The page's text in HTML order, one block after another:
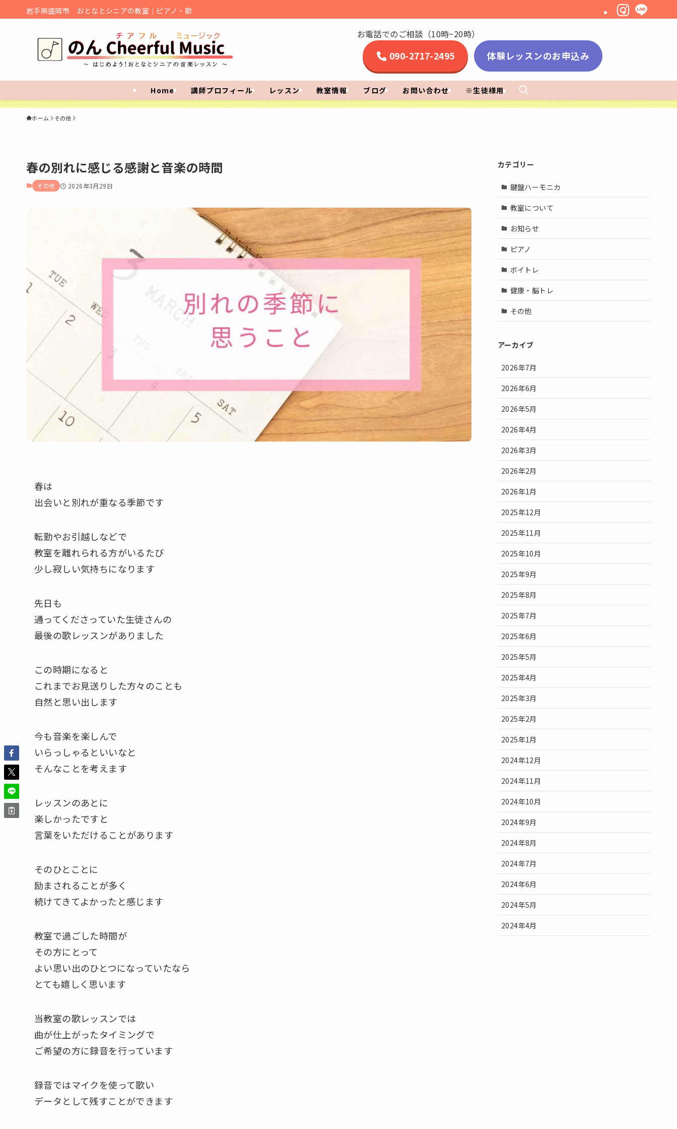
岩手県盛岡市 おとなとシニアの教室｜ピアノ・歌
Home 講師プロフィール レッスン 教室情報 ブログ お問い合わせ ※生徒様用
お電話でのご相談（10時~20時）
090-2717-2495 体験レッスンのお申込み
ホーム その他
春の別れに感じる感謝と音楽の時間
その他 2026年3月29日
春は
出会いと別れが重なる季節です
転勤やお引越しなどで
教室を離れられる方がいるたび
少し寂しい気持ちになります
先日も
通ってくださっていた生徒さんの
最後の歌レッスンがありました
この時期になると
これまでお見送りした方々のことも
自然と思い出します
今も音楽を楽しんで
いらっしゃるといいなと
そんなことを考えます
レッスンのあとに
楽しかったですと
言葉をいただけることがあります
そのひとことに
励まされることが多く
続けてきてよかったと感じます
教室で過ごした時間が
その方にとって
よい思い出のひとつになっていたなら
とても嬉しく思います
当教室の歌レッスンでは
曲が仕上がったタイミングで
ご希望の方に録音を行っています
録音ではマイクを使って歌い
データとして残すことができます
カテゴリー
鍵盤ハーモニカ
教室について
お知らせ
ピアノ
ボイトレ
健康・脳トレ
その他
アーカイブ
2026年7月
2026年6月
2026年5月
2026年4月
2026年3月
2026年2月
2026年1月
2025年12月
2025年11月
2025年10月
2025年9月
2025年8月
2025年7月
2025年6月
2025年5月
2025年4月
2025年3月
2025年2月
2025年1月
2024年12月
2024年11月
2024年10月
2024年9月
2024年8月
2024年7月
2024年6月
2024年5月
2024年4月